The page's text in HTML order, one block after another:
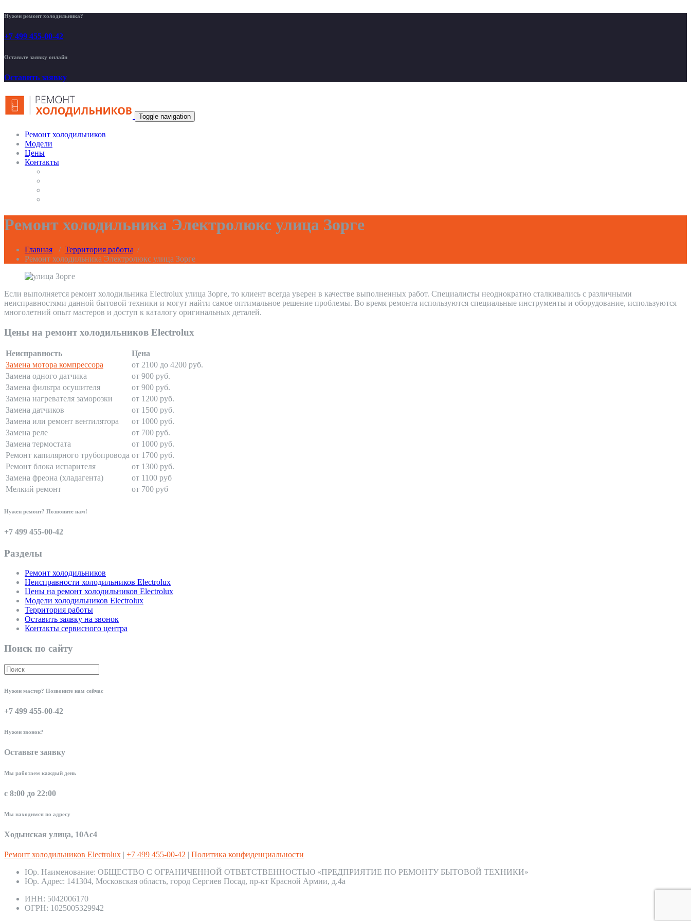
Нужен ремонт холодильника?
+7 499 455-00-42
Оставьте заявку онлайн
Оставить заявку
Toggle navigation
Ремонт холодильников
Модели
Цены
Контакты
Ремонт холодильника Электролюкс улица Зорге
Главная / Территория работы /
Ремонт холодильника Электролюкс улица Зорге
Если выполняется ремонт холодильника Electrolux улица Зорге, то клиент всегда уверен в качестве выполненных работ. Специалисты неоднократно сталкивались с различными
неисправностями данной бытовой техники и могут найти самое оптимальное решение проблемы. Во время ремонта используются специальные инструменты и оборудование, используются
многолетний опыт мастеров и доступ к каталогу оригинальных деталей.
Цены на ремонт холодильников Electrolux
Неисправность
Цена
Замена мотора компрессора
от 2100 до 4200 руб.
Замена одного датчика
от 900 руб.
Замена фильтра осушителя
от 900 руб.
Замена нагревателя заморозки
от 1200 руб.
Замена датчиков
от 1500 руб.
Замена или ремонт вентилятора
от 1000 руб.
Замена реле
от 700 руб.
Замена термостата
от 1000 руб.
Ремонт капилярного трубопровода от 1700 руб.
Ремонт блока испарителя
от 1300 руб.
Замена фреона (хладагента)
от 1100 руб
Мелкий ремонт
от 700 руб
Нужен ремонт? Позвоните нам!
+7 499 455-00-42
Разделы
Ремонт холодильников
Неисправности холодильников Electrolux
Цены на ремонт холодильников Electrolux
Модели холодильников Electrolux
Территория работы
Оставить заявку на звонок
Контакты сервисного центра
Поиск по сайту
Нужен мастер? Позвоните нам сейчас
+7 499 455-00-42
Нужен звонок?
Оставьте заявку
Мы работаем каждый день
с 8:00 до 22:00
Мы находимся по адресу
Ходынская улица, 10Ас4
Ремонт холодильников Electrolux | +7 499 455-00-42 | Политика конфиденциальности
Юр. Наименование: ОБЩЕСТВО С ОГРАНИЧЕННОЙ ОТВЕТСТВЕННОСТЬЮ «ПРЕДПРИЯТИЕ ПО РЕМОНТУ БЫТОВОЙ ТЕХНИКИ»
Юр. Адрес: 141304, Московская область, город Сергиев Посад, пр-кт Красной Армии, д.4а
ИНН: 5042006170
ОГРН: 1025005329942